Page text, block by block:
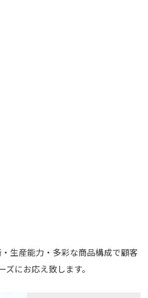
生産能力・多彩な商品構成で顧客
ズにお応え致します。